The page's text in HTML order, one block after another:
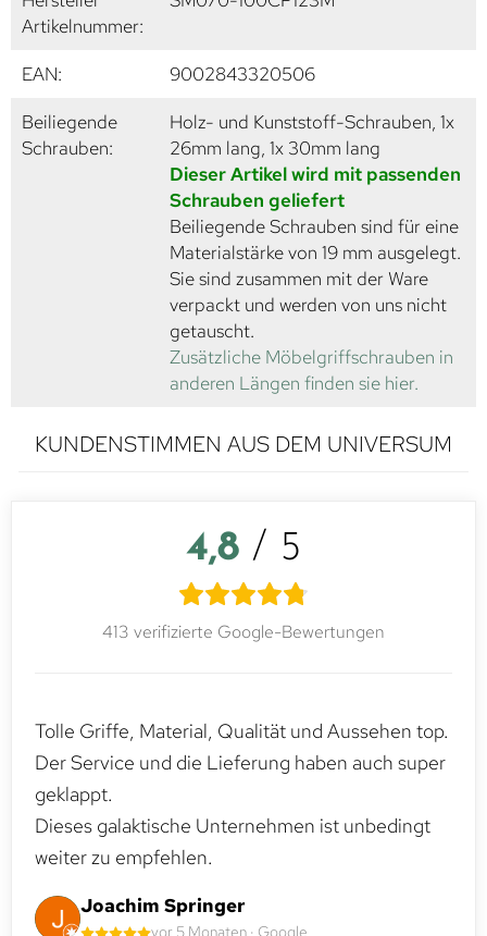
Artikelnummer:
EAN:
9002843320506
Beiliegende
Schrauben:
Holz- und Kunststoff-Schrauben, 1x
26mm lang, 1x 30mm lang
Dieser Artikel wird mit passenden
Schrauben geliefert
Beiliegende Schrauben sind für eine
Materialstärke von 19 mm ausgelegt.
Sie sind zusammen mit der Ware
verpackt und werden von uns nicht
getauscht.
Zusätzliche Möbelgriffschrauben in
anderen Längen finden sie hier.
KUNDENSTIMMEN AUS DEM UNIVERSUM
4,8 / 5
413 verifizierte Google-Bewertungen
Tolle Griffe, Material, Qualität und Aussehen top.
Der Service und die Lieferung haben auch super
geklappt.
Dieses galaktische Unternehmen ist unbedingt
weiter zu empfehlen.
Joachim Springer
vor 5 Monaten · Google